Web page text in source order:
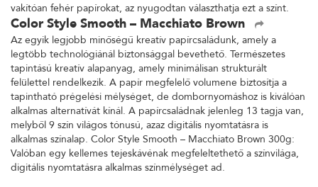
vakítóan fehér papírokat, az nyugodtan választhatja ezt a színt.
Color Style Smooth – Macchiato Brown
Az egyik legjobb minőségű kreatív papírcsaládunk, amely a
legtöbb technológiánál biztonsággal bevethető. Természetes
tapintású kreatív alapanyag, amely minimálisan strukturált
felülettel rendelkezik. A papír megfelelő volumene biztosítja a
tapintható prégelési mélységet, de dombornyomáshoz is kiválóan
alkalmas alternatívát kínál. A papírcsaládnak jelenleg 13 tagja van,
melyből 9 szín világos tónusú, azaz digitális nyomtatásra is
alkalmas színalap. Color Style Smooth – Macchiato Brown 300g:
Valóban egy kellemes tejeskávénak megfeleltethető a színvilága,
digitális nyomtatásra alkalmas színmélységet ad.